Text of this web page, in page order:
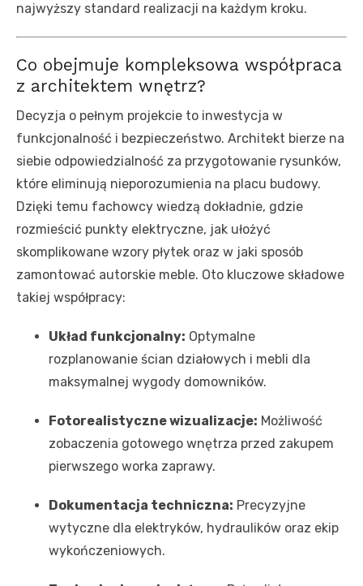
najwyższy standard realizacji na każdym kroku.
Co obejmuje kompleksowa współpraca
z architektem wnętrz?
Decyzja o pełnym projekcie to inwestycja w
funkcjonalność i bezpieczeństwo. Architekt bierze na
siebie odpowiedzialność za przygotowanie rysunków,
które eliminują nieporozumienia na placu budowy.
Dzięki temu fachowcy wiedzą dokładnie, gdzie
rozmieścić punkty elektryczne, jak ułożyć
skomplikowane wzory płytek oraz w jaki sposób
zamontować autorskie meble. Oto kluczowe składowe
takiej współpracy:
Układ funkcjonalny: Optymalne
rozplanowanie ścian działowych i mebli dla
maksymalnej wygody domowników.
Fotorealistyczne wizualizacje: Możliwość
zobaczenia gotowego wnętrza przed zakupem
pierwszego worka zaprawy.
Dokumentacja techniczna: Precyzyjne
wytyczne dla elektryków, hydraulików oraz ekip
wykończeniowych.